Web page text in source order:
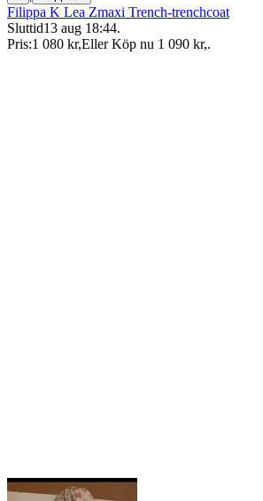
Filippa K Lea Zmaxi Trench-trenchcoat
Sluttid13 aug 18:44.
Pris:1 080 kr,Eller Köp nu 1 090 kr,.